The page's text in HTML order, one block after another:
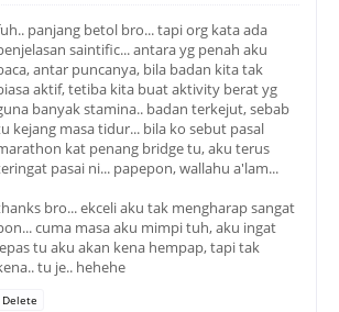
panjang betol bro... tapi org kata ada
saintific... antara yg penah aku
antar puncanya, bila badan kita tak
aktif, tetiba kita buat aktivity berat yg
banyak stamina.. badan terkejut, sebab
kejang masa tidur... bila ko sebut pasal
kat penang bridge tu, aku terus
pasai ni... papepon, wallahu a'lam...
bro... ekceli aku tak mengharap sangat
cuma masa aku mimpi tuh, aku ingat
tu aku akan kena hempap, tapi tak
tu je.. hehehe
Delete